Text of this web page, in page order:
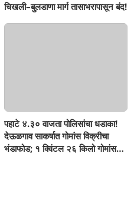
चिखली–बुलडाणा मार्ग तासाभरापासून बंद!
पहाटे ४.३० वाजता पोलिसांचा धडाका!
देऊळगाव साकर्षात गोमांस विक्रीचा
भंडाफोड; १ क्विंटल २६ किलो गोमांस